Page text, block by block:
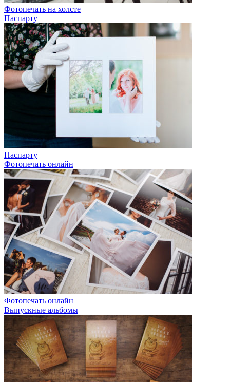
Фотопечать на холсте
Паспарту
Паспарту
Фотопечать онлайн
Фотопечать онлайн
Выпускные альбомы